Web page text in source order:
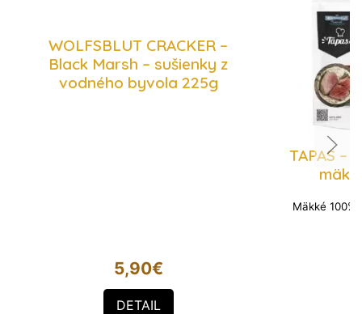
WOLFSBLUT CRACKER –
Black Marsh – sušienky z
vodného byvola 225g
5,90€
DETAIL
TAPAS –
Mäkké